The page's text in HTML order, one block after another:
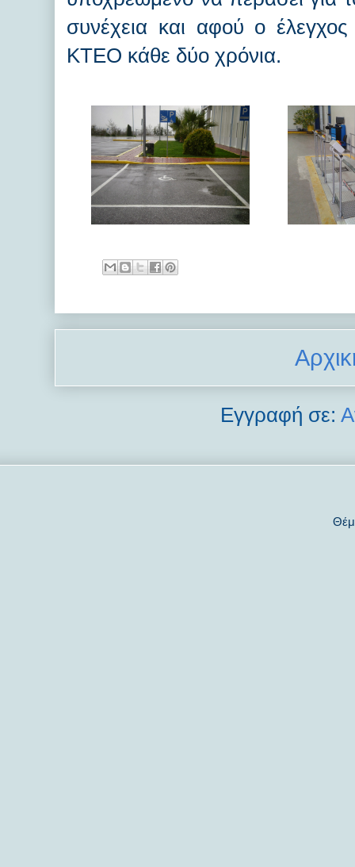
συνέχεια και αφού ο έλεγχος
ΚΤΕΟ κάθε δύο χρόνια.
Εγγραφή σε: